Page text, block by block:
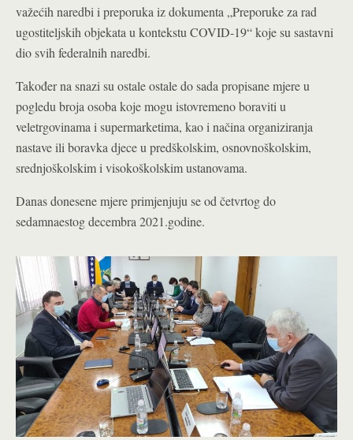
važećih naredbi i preporuka iz dokumenta „Preporuke za rad
ugostiteljskih objekata u kontekstu COVID-19“ koje su sastavni
dio svih federalnih naredbi.
Također na snazi su ostale ostale do sada propisane mjere u
pogledu broja osoba koje mogu istovremeno boraviti u
veletrgovinama i supermarketima, kao i načina organiziranja
nastave ili boravka djece u predškolskim, osnovnoškolskim,
srednjoškolskim i visokoškolskim ustanovama.
Danas donesene mjere primjenjuju se od četvrtog do
sedamnaestog decembra 2021.godine.